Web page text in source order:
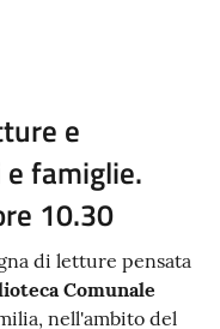
e
famiglie.
10.30
di letture pensata
Comunale
nell'ambito del